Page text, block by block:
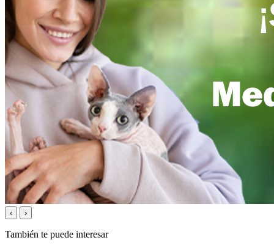
‹ ›
También te puede interesar